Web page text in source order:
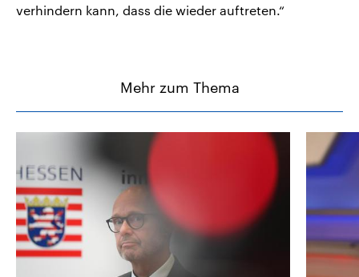
verhindern kann, dass die wieder auftreten.“
Mehr zum Thema